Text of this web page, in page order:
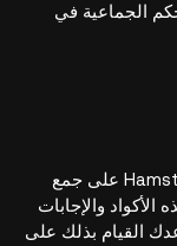
الجماعية في
يمكن أن تساعدك الأدلة اليومية لـ Hamster Kombat على جمع
والإجابات
القيام بذلك على